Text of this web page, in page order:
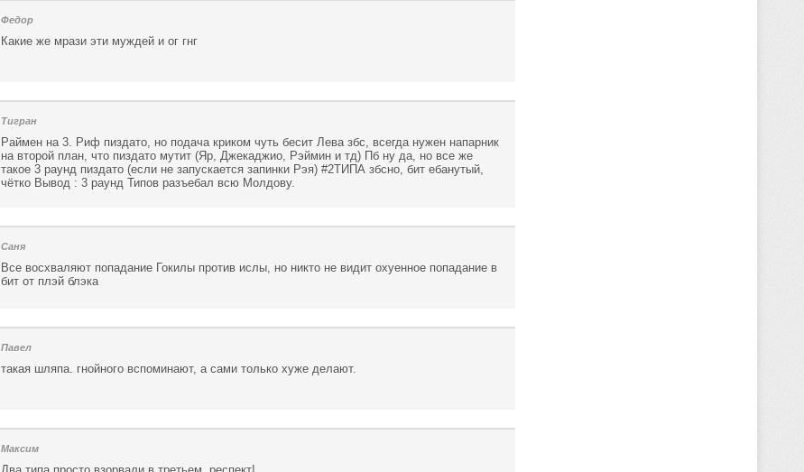
Федор
Какие же мрази эти муждей и ог гнг
Тигран
Раймен на 3. Риф пиздато, но подача криком чуть бесит Лева збс, всегда нужен напарник
на второй план, что пиздато мутит (Яр, Джекаджио, Рэймин и тд) Пб ну да, но все же
такое 3 раунд пиздато (если не запускается запинки Рэя) #2ТИПА збсно, бит ебанутый,
чётко Вывод : 3 раунд Типов разъебал всю Молдову.
Саня
Все восхваляют попадание Гокилы против ислы, но никто не видит охуенное попадание в
бит от плэй блэка
Павел
такая шляпа. гнойного вспоминают, а сами только хуже делают.
Максим